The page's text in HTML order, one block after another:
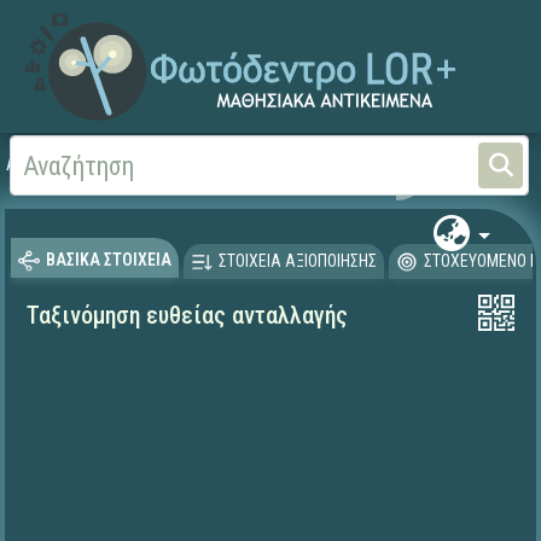
Αρχική
ΒΑΣΙΚΑ ΣΤΟΙΧΕΙΑ ΣΤΟΙΧΕΙΑ ΑΞΙΟΠΟΙΗΣΗΣ ΣΤΟΧΕΥΟΜΕΝΟ
Ταξινόμηση ευθείας ανταλλαγής